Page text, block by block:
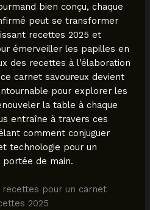
bien conçu, chaque
peut se transformer
recettes 2025 et
émerveiller les papilles en
des recettes à l’élaboration
carnet savoureux devient
pour explorer les
la table à chaque
entraîne à travers ces
comment conjuguer
technologie pour un
de main.
recettes pour un carnet
2025